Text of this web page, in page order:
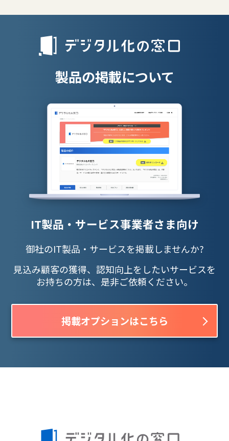
授業支援シス
製品の掲載について
IT製品・サービス事業者さま向け
御社のIT製品・サービスを掲載しませんか?
見込み顧客の獲得、認知向上をしたいサービスを
お持ちの方は、是非ご依頼ください。
掲載オプションはこちら